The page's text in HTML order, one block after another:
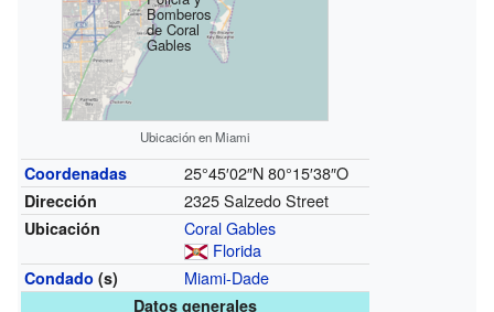
Bomberos
de Coral
Gables
Ubicación en Miami
Coordenadas 25°45′02″N80°15′38″O
Dirección 2325 Salzedo Street
Ubicación
Coral Gables
Florida
Condado (s) Miami-Dade
Datos generales